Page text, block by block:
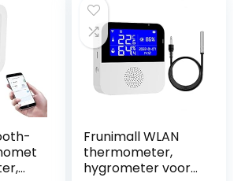
vochtigheidsmeter
met hoge
nauwkeurigheid
voor thuis,
babykamer, kas
Botiniv
Frunimall WLAN
thermometer,
hygrometer voor